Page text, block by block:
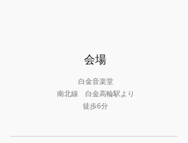
​会場
白金音楽堂
南北線 白金高輪駅より
​徒歩6分